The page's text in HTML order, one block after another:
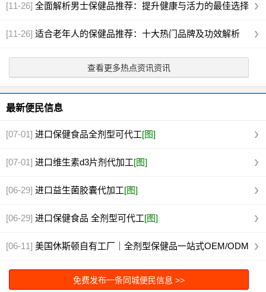
[11-26] 全面解析男士保健品推荐：提升健康与活力的最佳选择
[11-26] 适合老年人的保健品推荐：十大热门品牌及功效解析
查看更多热点资讯资讯
最新便民信息
[07-01] 进口保健食品全剂型可代工[图]
[07-01] 进口维生素d3片剂代加工[图]
[06-29] 进口益生菌胶囊代加工[图]
[06-29] 进口保健食品 全剂型可代工[图]
[06-11] 美国休斯顿自有工厂｜全剂型保健品一站式OEM/ODM
代工[图]
免费发布一条同城便民信息 >>